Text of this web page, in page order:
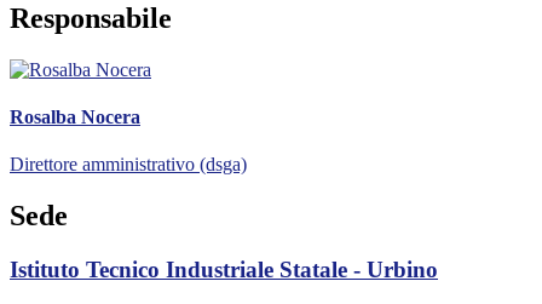
Responsabile
Rosalba Nocera
Direttore amministrativo (dsga)
Sede
Istituto Tecnico Industriale Statale - Urbino